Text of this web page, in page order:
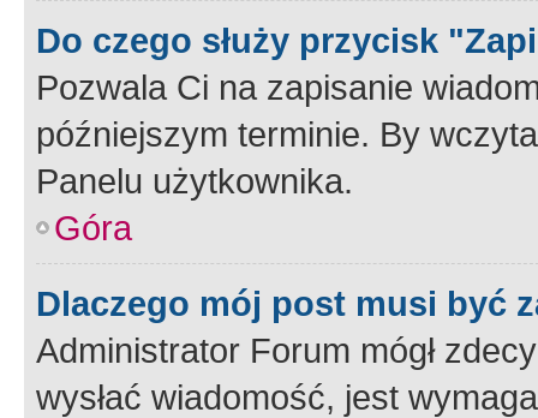
Do czego służy przycisk
Pozwala Ci na zapisanie
późniejszym terminie. By
Panelu użytkownika.
Góra
Dlaczego mój post musi być
Administrator Forum mógł
wysłać wiadomość, jest